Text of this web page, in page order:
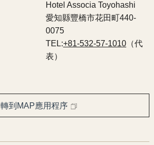
Hotel Associa Toyohashi
愛知縣豐橋市花田町440-
0075
TEL:+81-532-57-1010（代
表）
轉到MAP應用程序